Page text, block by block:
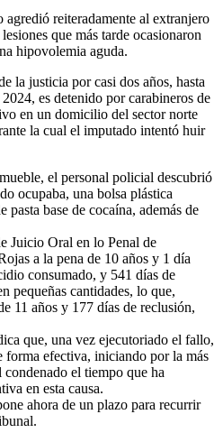
agredió reiteradamente al extranjero
que más tarde ocasionaron
hipovolemia aguda.
la justicia por casi dos años, hasta
es detenido por carabineros de
en un domicilio del sector norte
la cual el imputado intentó huir
el personal policial descubrió
ocupaba, una bolsa plástica
pasta base de cocaína, además de
Juicio Oral en lo Penal de
a la pena de 10 años y 1 día
consumado, y 541 días de
pequeñas cantidades, lo que,
11 años y 177 días de reclusión,
que, una vez ejecutoriado el fallo,
forma efectiva, iniciando por la más
el tiempo que ha
en esta causa.
ahora de un plazo para recurrir